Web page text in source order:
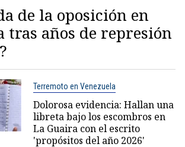
de la oposición en
tras años de represión
Terremoto en Venezuela
Dolorosa evidencia: Hallan una
libreta bajo los escombros en
La Guaira con el escrito
'propósitos del año 2026'